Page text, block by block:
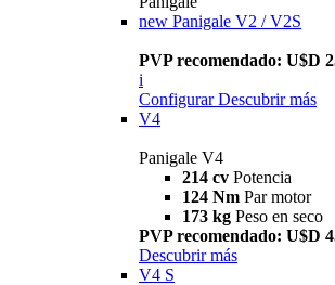
new Panigale V2 / V2S
PVP recomendado: U$D
i
Configurar Descubrir más
V4
Panigale V4
214 cv Potencia
124 Nm Par motor
173 kg Peso en seco
PVP recomendado: U$D
Descubrir más
V4 S